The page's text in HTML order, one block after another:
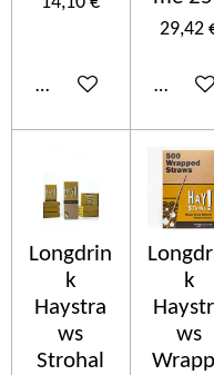
Añadir al carrito
29,42
Añadir
Longdrin
k
Haystra
ws
Strohal
k
ws